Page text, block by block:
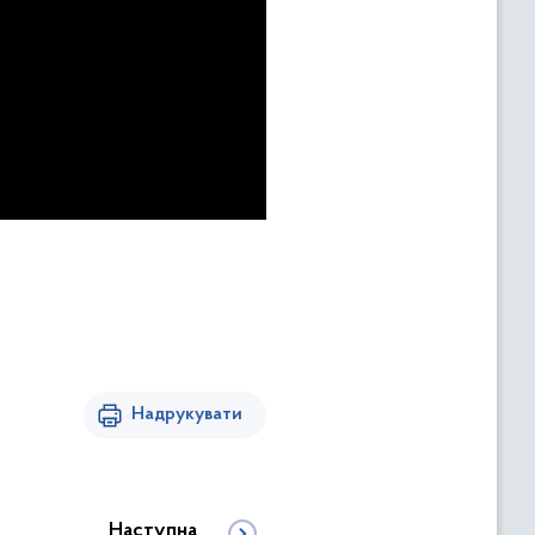
Надрукувати